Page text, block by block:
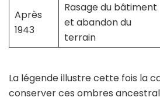
Après
1943
Rasage du bâtiment
et abandon du
terrain
La légende illustre cette fois la
conserver ces ombres